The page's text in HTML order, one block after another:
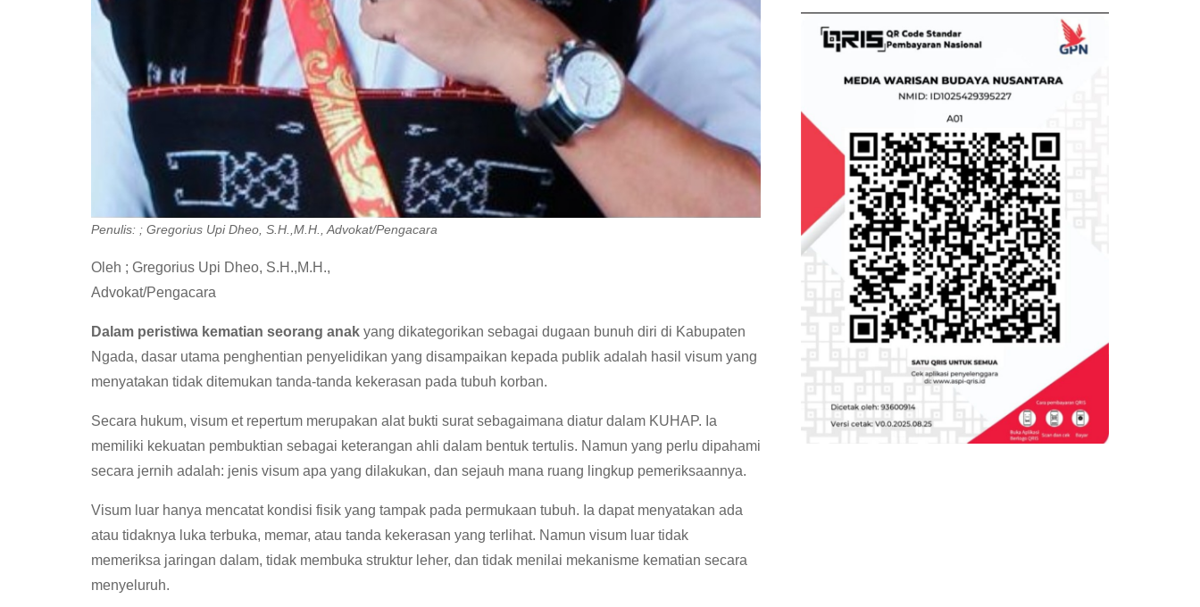
Penulis: ; Gregorius Upi Dheo, S.H.,M.H., Advokat/Pengacara
Oleh ; Gregorius Upi Dheo, S.H.,M.H.,
Advokat/Pengacara
Dalam peristiwa kematian seorang anak yang dikategorikan sebagai dugaan bunuh diri di Kabupaten
Ngada, dasar utama penghentian penyelidikan yang disampaikan kepada publik adalah hasil visum yang
menyatakan tidak ditemukan tanda-tanda kekerasan pada tubuh korban.
Secara hukum, visum et repertum merupakan alat bukti surat sebagaimana diatur dalam KUHAP. Ia
memiliki kekuatan pembuktian sebagai keterangan ahli dalam bentuk tertulis. Namun yang perlu dipahami
secara jernih adalah: jenis visum apa yang dilakukan, dan sejauh mana ruang lingkup pemeriksaannya.
Visum luar hanya mencatat kondisi fisik yang tampak pada permukaan tubuh. Ia dapat menyatakan ada
atau tidaknya luka terbuka, memar, atau tanda kekerasan yang terlihat. Namun visum luar tidak
memeriksa jaringan dalam, tidak membuka struktur leher, dan tidak menilai mekanisme kematian secara
menyeluruh.